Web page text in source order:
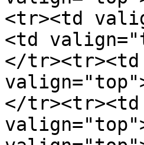
<tr><td
<td
</tr><tr><td
</tr><tr><td